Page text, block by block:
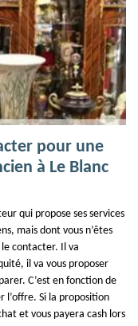
pour une
à Le Blanc
qui propose ses services
mais dont vous n’êtes
contacter. Il va
il va vous proposer
C’est en fonction de
l’offre. Si la proposition
et vous payera cash lors